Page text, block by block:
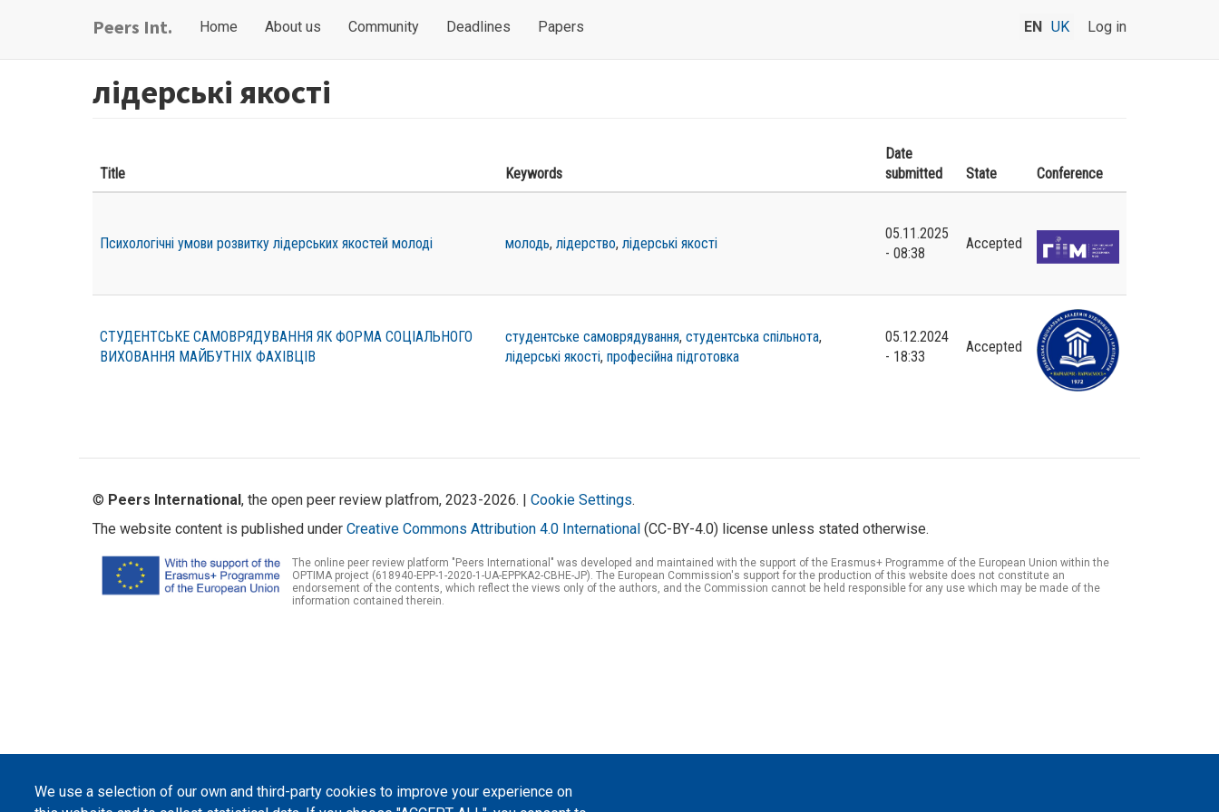
Peers Int.
Main
Home About us Community Deadlines Papers
User
menu
Log in
EN UK
лідерські якості
Title Keywords
Date
submitted
State Conference
Психологічні умови розвитку лідерських якостей молоді молодь, лідерство, лідерські якості
05.11.2025
- 08:38
Accepted
СТУДЕНТСЬКЕ САМОВРЯДУВАННЯ ЯК ФОРМА СОЦІАЛЬНОГО
ВИХОВАННЯ МАЙБУТНІХ ФАХІВЦІВ
студентське самоврядування, студентська спільнота,
лідерські якості, професійна підготовка
05.12.2024
- 18:33
Accepted
We use a selection of our own and third-party cookies to improve your experience on
© Peers International, the open peer review platfrom, 2023-2026. | Cookie Settings.
The website content is published under Creative Commons Attribution 4.0 International (CC-BY-4.0) license unless stated otherwise.
The online peer review platform "Peers International" was developed and maintained with the support of the Erasmus+ Programme of the European Union within the
OPTIMA project (618940-EPP-1-2020-1-UA-EPPKA2-CBHE-JP). The European Commission's support for the production of this website does not constitute an
endorsement of the contents, which reflect the views only of the authors, and the Commission cannot be held responsible for any use which may be made of the
information contained therein.